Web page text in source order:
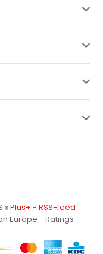
xPlus+ - RSS-feed
Europe - Ratings